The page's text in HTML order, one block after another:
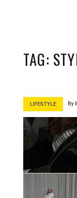
TAG:
LIFESTYLE By